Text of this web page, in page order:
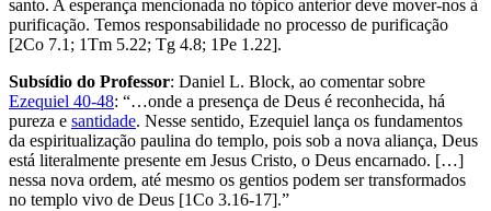
santo. A esperança mencionada no tópico anterior deve mover-nos à
purificação. Temos responsabilidade no processo de purificação
[2Co 7.1; 1Tm 5.22; Tg 4.8; 1Pe 1.22].
Subsídio do Professor: Daniel L. Block, ao comentar sobre
Ezequiel 40-48: “…onde a presença de Deus é reconhecida, há
pureza e santidade. Nesse sentido, Ezequiel lança os fundamentos
da espiritualização paulina do templo, pois sob a nova aliança, Deus
está literalmente presente em Jesus Cristo, o Deus encarnado. […]
nessa nova ordem, até mesmo os gentios podem ser transformados
no templo vivo de Deus [1Co 3.16-17].”